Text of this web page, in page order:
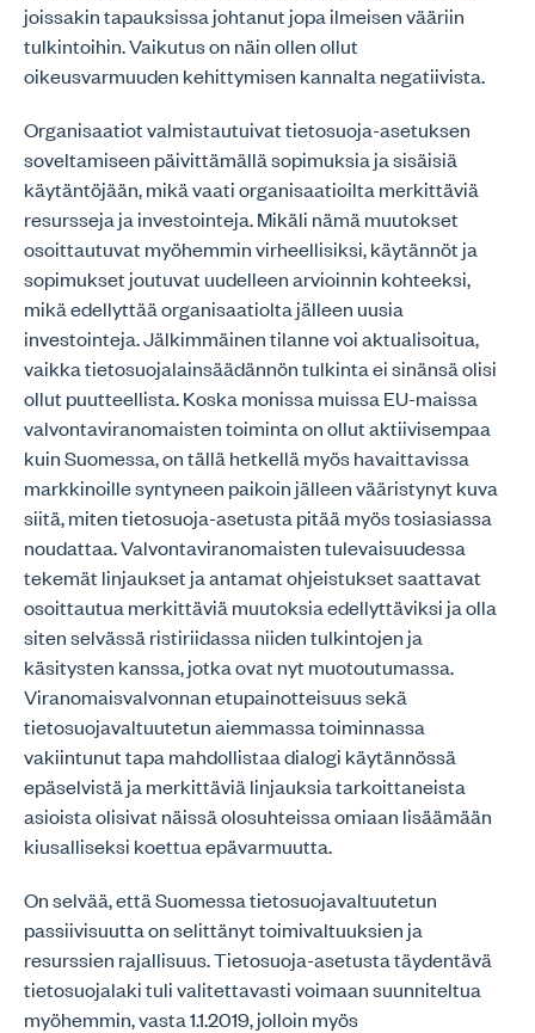
joissakin tapauksissa johtanut jopa ilmeisen vääriin
tulkintoihin. Vaikutus on näin ollen ollut
oikeusvarmuuden kehittymisen kannalta negatiivista.
Organisaatiot valmistautuivat tietosuoja-asetuksen
soveltamiseen päivittämällä sopimuksia ja sisäisiä
käytäntöjään, mikä vaati organisaatioilta merkittäviä
resursseja ja investointeja. Mikäli nämä muutokset
osoittautuvat myöhemmin virheellisiksi, käytännöt ja
sopimukset joutuvat uudelleen arvioinnin kohteeksi,
mikä edellyttää organisaatiolta jälleen uusia
investointeja. Jälkimmäinen tilanne voi aktualisoitua,
vaikka tietosuojalainsäädännön tulkinta ei sinänsä olisi
ollut puutteellista. Koska monissa muissa EU-maissa
valvontaviranomaisten toiminta on ollut aktiivisempaa
kuin Suomessa, on tällä hetkellä myös havaittavissa
markkinoille syntyneen paikoin jälleen vääristynyt kuva
siitä, miten tietosuoja-asetusta pitää myös tosiasiassa
noudattaa. Valvontaviranomaisten tulevaisuudessa
tekemät linjaukset ja antamat ohjeistukset saattavat
osoittautua merkittäviä muutoksia edellyttäviksi ja olla
siten selvässä ristiriidassa niiden tulkintojen ja
käsitysten kanssa, jotka ovat nyt muotoutumassa.
Viranomaisvalvonnan etupainotteisuus sekä
tietosuojavaltuutetun aiemmassa toiminnassa
vakiintunut tapa mahdollistaa dialogi käytännössä
epäselvistä ja merkittäviä linjauksia tarkoittaneista
asioista olisivat näissä olosuhteissa omiaan lisäämään
kiusalliseksi koettua epävarmuutta.
On selvää, että Suomessa tietosuojavaltuutetun
passiivisuutta on selittänyt toimivaltuuksien ja
resurssien rajallisuus. Tietosuoja-asetusta täydentävä
tietosuojalaki tuli valitettavasti voimaan suunniteltua
myöhemmin, vasta 1.1.2019, jolloin myös